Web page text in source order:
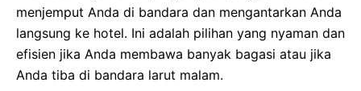
menjemput Anda di bandara dan mengantarkan Anda
langsung ke hotel. Ini adalah pilihan yang nyaman dan
efisien jika Anda membawa banyak bagasi atau jika
Anda tiba di bandara larut malam.